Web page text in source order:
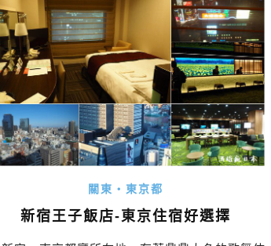
關東・東京都
新宿王子飯店-東京住宿好選擇